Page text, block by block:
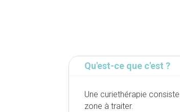
Qu'est-ce que c'est ?
Une curiethérapie
zone à traiter.